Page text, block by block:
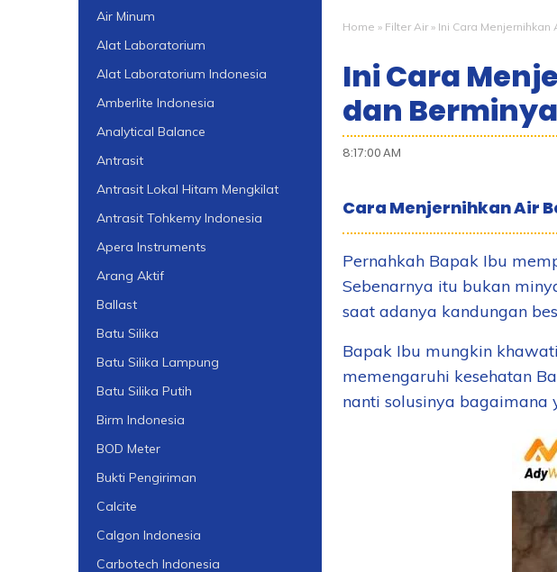
Home » Filter Air» Ini Cara Menjernihkan
Ini Cara
dan
8:17:00 AM
Cara Menjernihkan Air
Pernahkah Bapak Ibu
Sebenarnya itu bukan
saat adanya kandungan
Bapak Ibu mungkin
memengaruhi kesehatan
nanti solusinya bagaimana
Air Minum
Alat Laboratorium
Alat Laboratorium Indonesia
Amberlite Indonesia
Analytical Balance
Antrasit
Antrasit Lokal Hitam Mengkilat
Antrasit Tohkemy Indonesia
Apera Instruments
Arang Aktif
Ballast
Batu Silika
Batu Silika Lampung
Batu Silika Putih
Birm Indonesia
BOD Meter
Bukti Pengiriman
Calcite
Calgon Indonesia
Carbotech Indonesia